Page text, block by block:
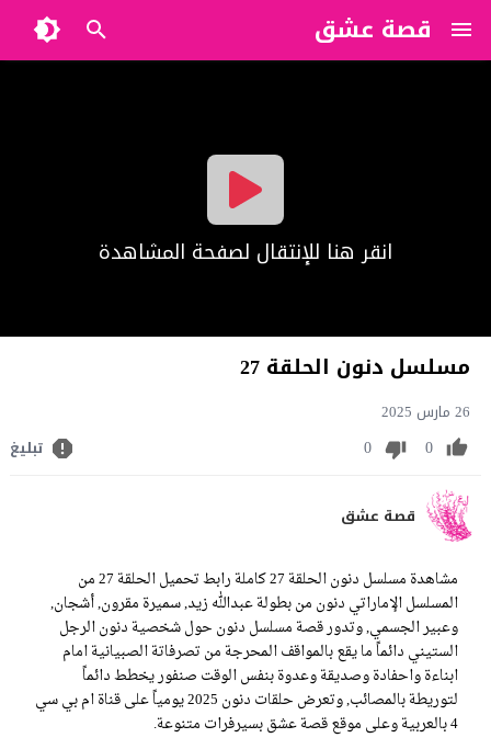
قصة عشق
?>
انقر هنا للإنتقال لصفحة المشاهدة
مسلسل دنون الحلقة 27
26 مارس 2025
0
0 تبليغ
قصة عشق
مشاهدة مسلسل دنون الحلقة 27 كاملة رابط تحميل الحلقة 27 من
المسلسل الإماراتي دنون من بطولة عبدالله زيد, سميرة مقرون, أشجان,
وعبير الجسمي, وتدور قصة مسلسل دنون حول شخصية دنون الرجل
الستيني دائماً ما يقع بالمواقف المحرجة من تصرفاتة الصبيانية امام
ابناءة واحفادة وصديقة وعدوة بنفس الوقت صنفور يخطط دائماً
لتوريطة بالمصائب, وتعرض حلقات دنون 2025 يومياً على قناة ام بي سي
4 بالعربية وعلى موقع قصة عشق بسيرفرات متنوعة.